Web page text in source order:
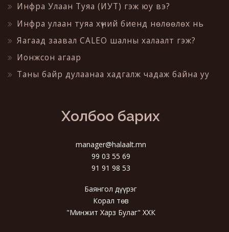
Инфра Улаан Туяа (ИУТ) гэж юу вэ?
Инфра улаан туяа хүний биенд нөлөөлөх нь
Яагаад заавал CALEO шалны халаалт гэж?
Ионжсон агаар
Таны байр дулаанаа хадгалж чадаж байна уу
Холбоо барих
manager@halaalt.mn
99 03 55 69
91 91 98 53
Баянгол дүүрэг
Корал төв
"Минжит Харз Булаг" ХХК